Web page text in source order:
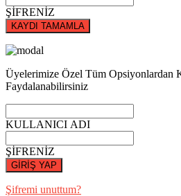
ŞİFRENİZ
KAYDI TAMAMLA
Üyelerimize Özel Tüm Opsiyonlardan
Faydalanabilirsiniz
KULLANICI ADI
ŞİFRENİZ
GİRİŞ YAP
Şifremi unuttum?